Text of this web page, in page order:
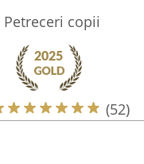
Petreceri copii
(52)